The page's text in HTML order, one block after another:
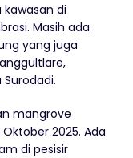
di
Masih ada
yang juga
mangrove
2025. Ada
di pesisir